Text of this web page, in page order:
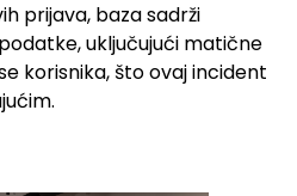
prijava, baza sadrži
uključujući matične
korisnika, što ovaj incident